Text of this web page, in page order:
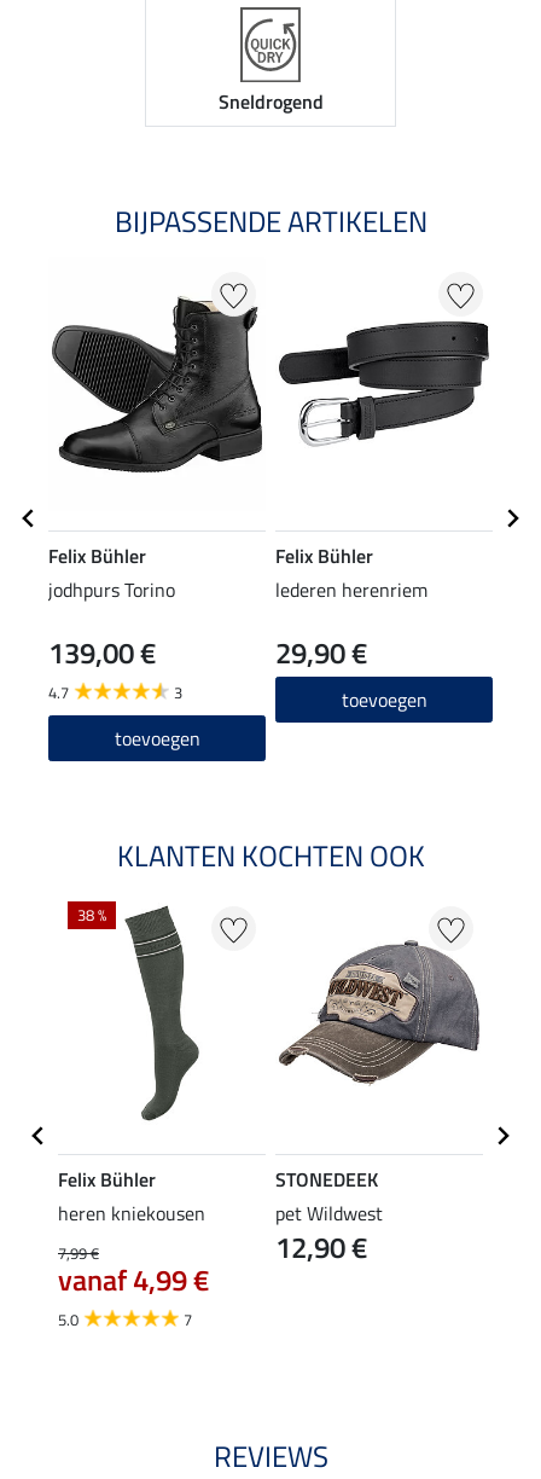
Sneldrogend
BIJPASSENDE ARTIKELEN
Felix Bühler
jodhpurs Torino
139,00 €
4.7 3
toevoegen
Felix Bühler
lederen herenriem
29,90 €
toevoegen
KLANTEN KOCHTEN OOK
38 %
Felix Bühler
heren kniekousen
7,99 €
vanaf 4,99 €
5.0 7
STONEDEEK
pet Wildwest
12,90 €
REVIEWS